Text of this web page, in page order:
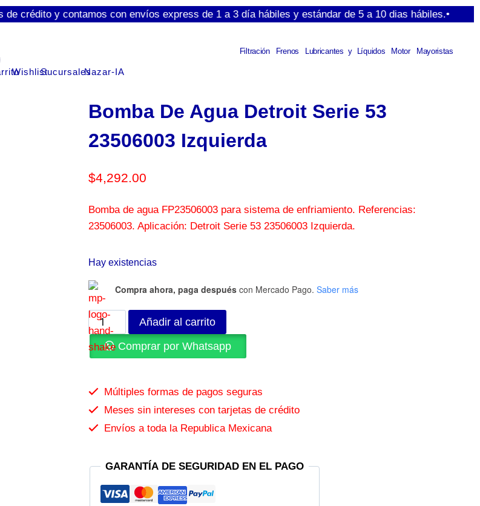
y contamos con envíos express de 1 a 3 día hábiles y estándar de 5 a 10 dias hábiles.•
WishlistSucursalesNazar-IA
Filtración Frenos Lubricantes y Líquidos Motor Mayoristas
Bomba De Agua Detroit Serie 53
23506003 Izquierda
$4,292.00
Bomba de agua FP23506003 para sistema de enfriamiento. Referencias:
23506003. Aplicación: Detroit Serie 53 23506003 Izquierda.
Hay existencias
Compra ahora, paga despuéscon Mercado Pago. Saber más
Añadir al carrito
Comprar por Whatsapp
Múltiples formas de pagos seguras
Meses sin intereses con tarjetas de crédito
Envíos a toda la Republica Mexicana
GARANTÍA DE SEGURIDAD EN EL PAGO